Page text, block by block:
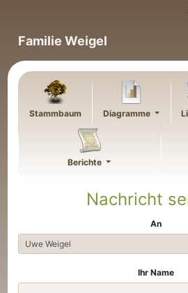
Familie Weigel
Stammbaum Diagramme
Berichte
Nachricht
An
Ihr Name